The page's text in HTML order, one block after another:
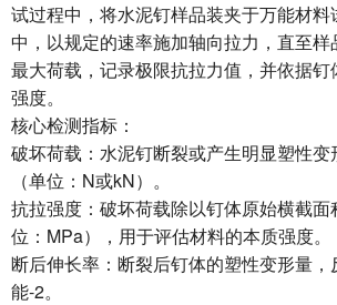
试过程中，将水泥钉样品装夹于万能材
中，以规定的速率施加轴向拉力，直至
最大荷载，记录极限抗拉力值，并依据
强度。
核心检测指标：
破坏荷载：水泥钉断裂或产生明显塑性
（单位：N或kN）。
抗拉强度：破坏荷载除以钉体原始横截
位：MPa），用于评估材料的本质强度。
断后伸长率：断裂后钉体的塑性变形量
能-2。